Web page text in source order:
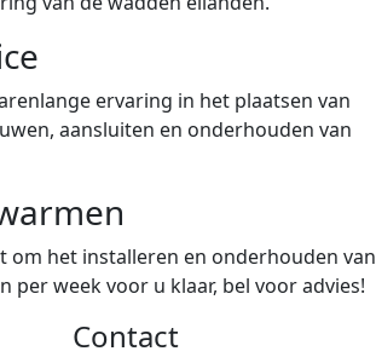
ervaring in het plaatsen van
aansluiten en onderhouden van
om het installeren en onderhouden van
per week voor u klaar, bel voor advies!
Contact